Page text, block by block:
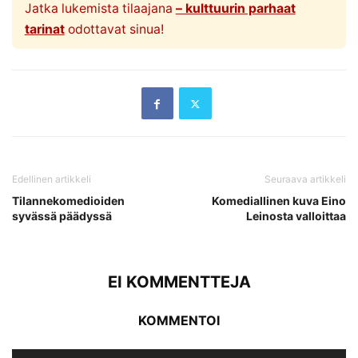
Jatka lukemista tilaajana – kulttuurin parhaat
tarinatodottavat sinua!
Edellinen artikkeli
Tilannekomedioiden
syvässä päädyssä
Seuraava artikkeli
Komediallinen kuva Eino
Leinosta valloittaa
EI KOMMENTTEJA
KOMMENTOI